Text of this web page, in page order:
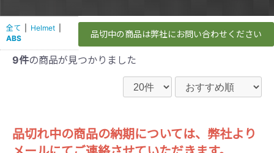
品切中の商品は弊社にお問い合わせください
全て Helmet
ABS
9件の商品が見つかりました
品切れ中の商品の納期については、弊社より